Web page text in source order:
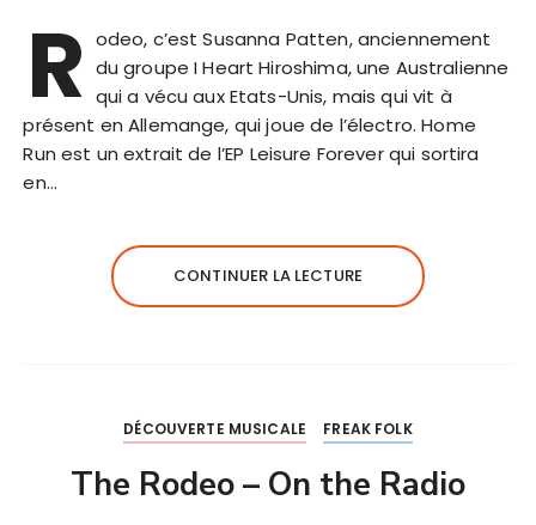
R odeo, c’est Susanna Patten, anciennement
du groupe I Heart Hiroshima, une Australienne
qui a vécu aux Etats-Unis, mais qui vit à
présent en Allemange, qui joue de l’électro. Home
Run est un extrait de l’EP Leisure Forever qui sortira
en…
CONTINUER LA LECTURE
DÉCOUVERTE MUSICALE FREAK FOLK
The Rodeo – On the Radio